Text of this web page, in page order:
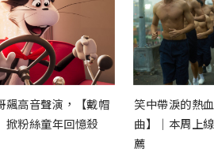
飆高音聲演，【戴帽
掀粉絲童年回憶殺
笑中帶淚的熱
曲】｜本周上
薦